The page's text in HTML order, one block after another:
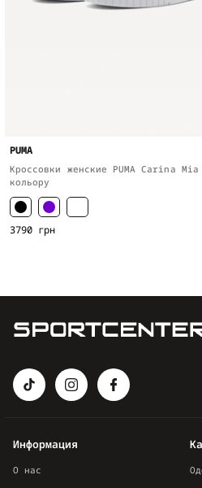
PUMA
Кроссовки женские PUMA Carina Mia
кольору
3790 грн
Информация
О нас